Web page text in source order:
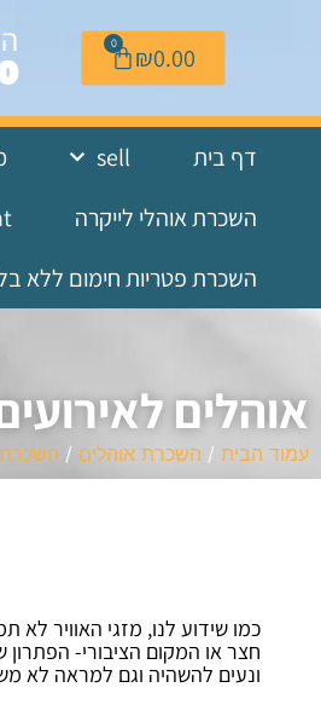
₪0.00
0
דף בית sell
השכרת אוהלי לייקרה
השכרת פטריות חימום ללא
אוהלים
עמוד הבית / השכרת אוהלים / השכרת
כמו שידוע לנו, מזגי האוויר
חצר או המקום הציבורי-
ונעים להשהיה וגם למראה לא